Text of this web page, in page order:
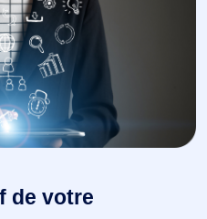
de votre